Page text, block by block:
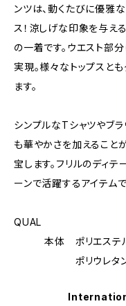
ンツは、動くたびに優雅
ス！涼しげな印象を与え
の一着です。ウエスト部
実現。様々なトップスと
ます。
シンプルなTシャツやブ
も華やかさを加えること
宝します。フリルのディ
ーンで活躍するアイテム
QUAL
本体 ポリエステ
ポリウレタン